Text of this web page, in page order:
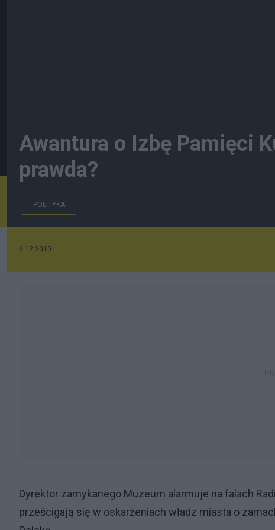
Awantura o Izbę Pamięci
prawda?
POLITYKA
6.12.2010
Dyrektor zamykanego Muzeum alarmuje na falach
prześcigają się w oskarżeniach władz miasta o